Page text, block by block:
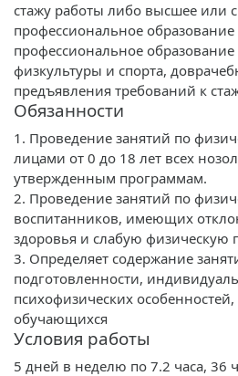
стажу работы либо высшее или
профессиональное
профессиональное образование
физкультуры и спорта,
предъявления требований к
Обязанности
1. Проведение занятий по
лицами от 0 до 18 лет всех
утвержденным программам.
2. Проведение занятий по
воспитанников, имеющих
здоровья и слабую физическую
3. Определяет содержание
подготовленности,
психофизических особенностей,
обучающихся
Условия работы
5 дней в неделю по 7.2 часа, 36